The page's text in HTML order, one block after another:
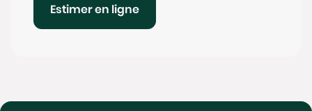
Estimer en ligne